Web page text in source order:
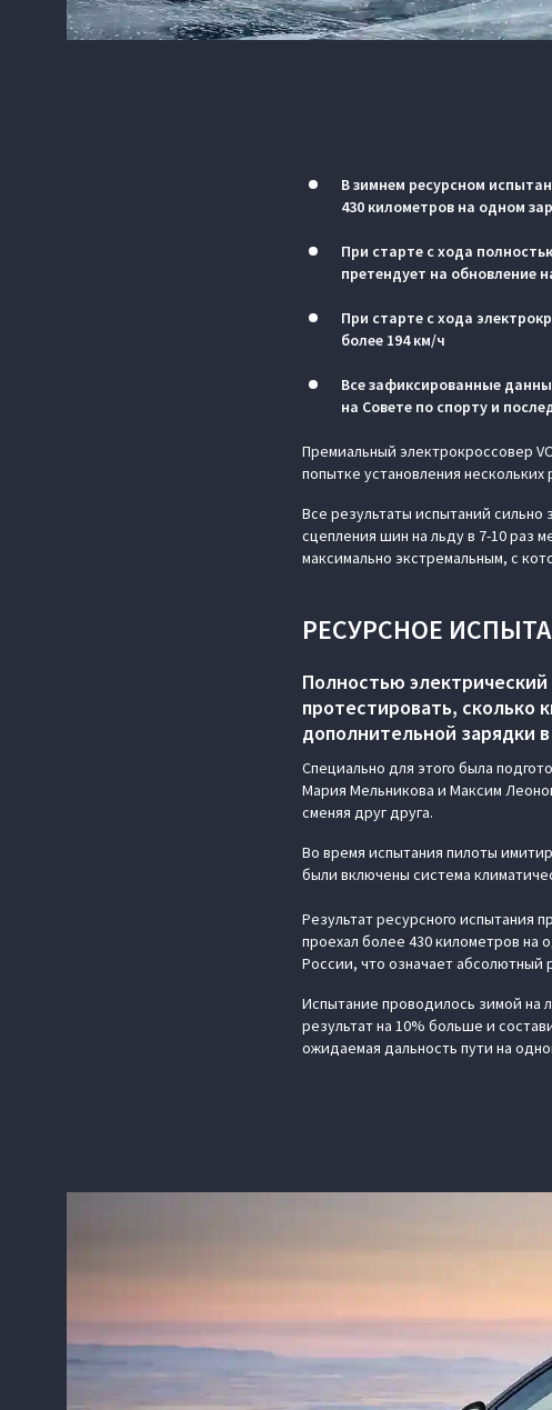
В зимнем ресурсном
430 километров на одном
При старте с хода
претендует на обновление
При старте с хода
более 194 км/ч
Все зафиксированные
на Совете по спорту и
Премиальный электрокроссовер
попытке установления
Все результаты испытаний
сцепления шин на льду в 7-10 раз
максимально экстремальным, с
РЕСУРСНОЕ
Полностью электрический
протестировать, сколько
дополнительной зарядки
Специально для этого была
Мария Мельникова и Максим
сменяя друг друга.
Во время испытания пилоты
были включены система
Результат ресурсного испытания
проехал более 430 километров на
России, что означает абсолютный
Испытание проводилось зимой на
результат на 10% больше и
ожидаемая дальность пути на